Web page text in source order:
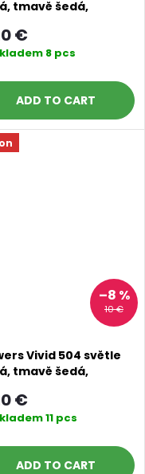
tmavě šedá,
€
8 pcs
ADD TO CART
10 €
–8 %
Vivid 504 světle
tmavě šedá,
€
11 pcs
ADD TO CART